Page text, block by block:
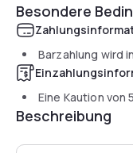
Besondere
Barzahlung wird
Eine Kaution von
Beschreibung